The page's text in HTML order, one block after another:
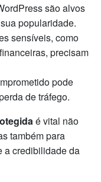
são alvos
popularidade.
sensíveis, como
precisam
pode
de tráfego.
é vital não
também para
a credibilidade da